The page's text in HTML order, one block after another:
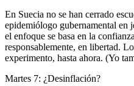
En Suecia no se han cerrado
epidemiólogo gubernamental en
el enfoque se basa en la
responsablemente, en libertad.
experimento, hasta ahora. (Yo
Martes 7: ¿Desinflación?